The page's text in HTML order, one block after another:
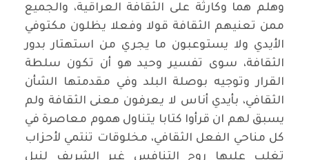
وهلم هما وكارثة على الثقافة العراقية، والجميع
ممن تعنيهم الثقافة قولا وفعلا يظلون مكتوفي
الأيدي ولا يستوعبون ما يجري من استهتار بدور
الثقافة، سوى تفسير وحيد هو أن تكون سلطة
القرار وتوجيه بوصلة البلد وفي مقدمتها الشأن
الثقافي، بأيدي أناس لا يعرفون معنى الثقافة ولم
يسبق لهم ان قرأوا كتابا يتناول هموم معاصرة في
كل مناحي الفعل الثقافي، مخلوقات تنتمي لأحزاب
تغلب عليها روح التنافس غير الشريف لنيل